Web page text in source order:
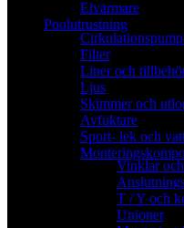
Elvärmare
Poolutrustning
Filter
Liner och
Ljus
Skimmer och
Avfuktare
Sport- lek och
Vinklar
T / Y och
Unioner